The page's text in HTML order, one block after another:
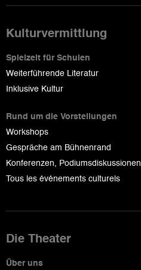
Kulturvermittlung
Spielzeit für Schulen
Weiterführende Literatur
Inklusive Kultur
Rund um die Vorstellungen
Workshops
Gespräche am Bühnenrand
Konferenzen, Podiumsdiskussionen
Tous les événements culturels
Die Theater
Über uns